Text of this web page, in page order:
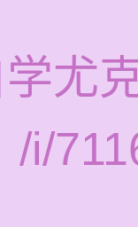
学尤
/i/